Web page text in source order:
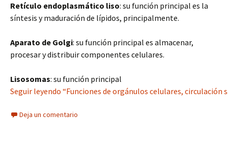
Retículo endoplasmático liso: su función principal es la
síntesis y maduración de lípidos, principalmente.
Aparato de Golgi: su función principal es almacenar,
procesar y distribuir componentes celulares.
Lisosomas: su función principal
Seguir leyendo “Funciones de orgánulos celulares, circulación
Deja un comentario